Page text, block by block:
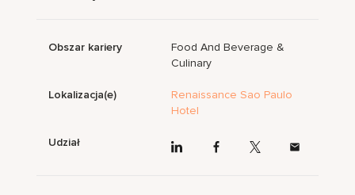
Obszar kariery
Food And Beverage &
Culinary
Lokalizacja(e)
Renaissance Sao Paulo
Hotel
Udział